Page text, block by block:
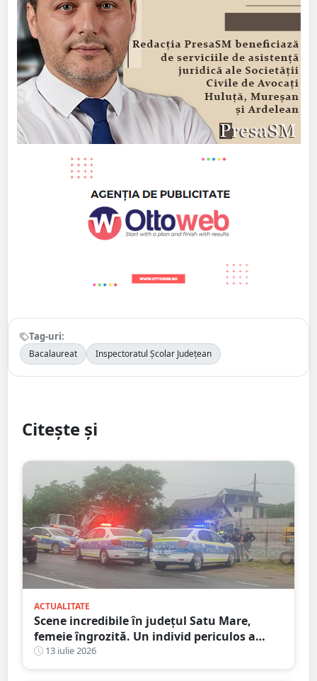
Tag-uri:
Bacalaureat Inspectoratul Școlar Județean
Citește și
ACTUALITATE
Scene incredibile în județul Satu Mare,
femeie îngrozită. Un individ periculos a
făcut praf Codul Penal
13 iulie 2026